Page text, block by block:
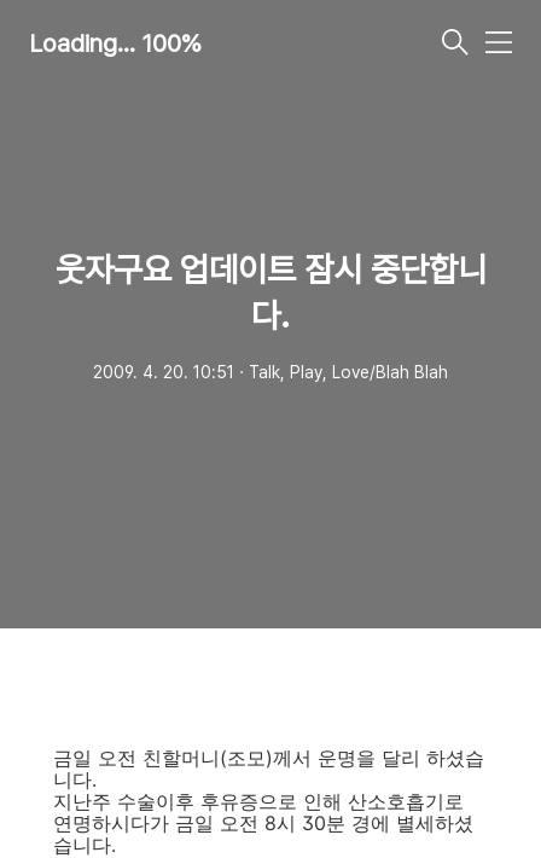
Loading... 100%
메
웃자구요 업데이트 잠시 중단합니
다.
2009. 4. 20. 10:51 ㆍ Talk, Play, Love/Blah Blah
금일 오전 친할머니(조모)께서 운명을 달리 하셨습
니다.
지난주 수술이후 후유증으로 인해 산소호흡기로
연명하시다가 금일 오전 8시 30분 경에 별세하셨
습니다.